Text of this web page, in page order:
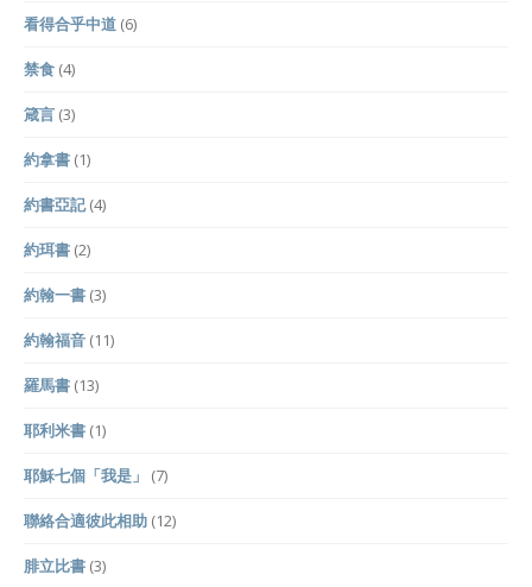
看得合乎中道 (6)
禁食 (4)
箴言 (3)
約拿書 (1)
約書亞記(4)
約珥書 (2)
約翰一書 (3)
約翰福音 (11)
羅馬書 (13)
耶利米書 (1)
耶穌七個「我是」 (7)
聯絡合適彼此相助 (12)
腓立比書 (3)